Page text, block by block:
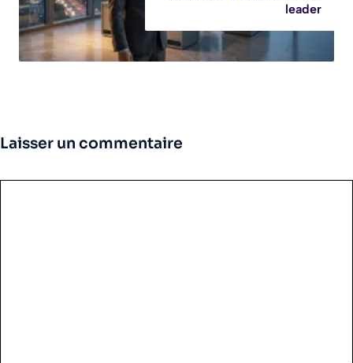
leader
Laisser un commentaire